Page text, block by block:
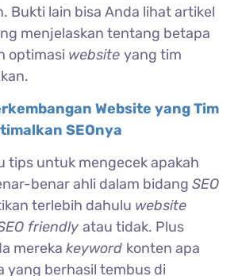
Bukti lain bisa Anda lihat artikel
menjelaskan tentang betapa
optimasi websiteyang tim
Website yang Tim
SEOnya
tips untuk mengecek apakah
benar ahli dalam bidangSEO
terlebih dahulu website
friendlyatau tidak. Plus
merekakeyword konten apa
yang berhasil tembus di